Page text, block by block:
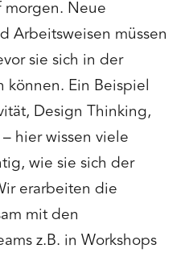
Neue
Arbeitsweisen müssen
sie sich in der
Ein Beispiel
Design Thinking,
hier wissen viele
wie sie sich der
erarbeiten die
mit den
z.B. in Workshops